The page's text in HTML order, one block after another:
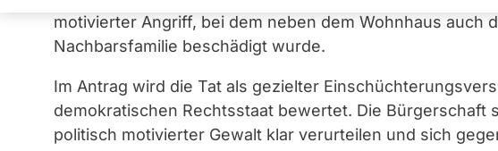
motivierter Angriff, bei dem neben dem Wohnhaus auch
Nachbarsfamilie beschädigt wurde.
Im Antrag wird die Tat als gezielter
demokratischen Rechtsstaat bewertet. Die Bürgerschaft
politisch motivierter Gewalt klar verurteilen und sich